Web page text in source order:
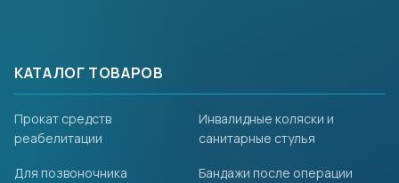
КАТАЛОГ ТОВАРОВ
Прокат средств
реабелитации
Инвалидные коляски и
санитарные стулья
Для позвоночника Бандажи после операции